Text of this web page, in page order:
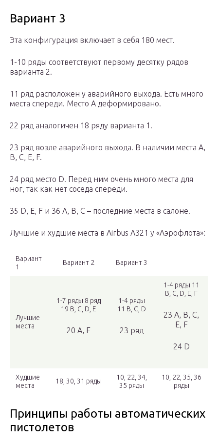
Вариант 3
Эта конфигурация включает в себя 180 мест.
1-10 ряды соответствуют первому десятку рядов
варианта 2.
11 ряд расположен у аварийного выхода. Есть много
места спереди. Место A деформировано.
22 ряд аналогичен 18 ряду варианта 1.
23 ряд возле аварийного выхода. В наличии места A,
B, C, E, F.
24 ряд место D. Перед ним очень много места для
ног, так как нет соседа спереди.
35 D, E, F и 36 A, B, C – последние места в салоне.
Лучшие и худшие места в Airbus A321 у «Аэрофлота»:
Вариант
1
Вариант 2 Вариант 3
Лучшие
места
1-7 ряды 8 ряд
19 B, C, D, E
20 A, F
1-4 ряды
11 B, C, D
23 ряд
1-4 ряды 11
B, C, D, E, F
23 А, B, C,
E, F
24 D
Худшие
места
18, 30, 31 ряды
10, 22, 34,
35 ряды
10, 22, 35, 36
ряды
Принципы работы автоматических
пистолетов